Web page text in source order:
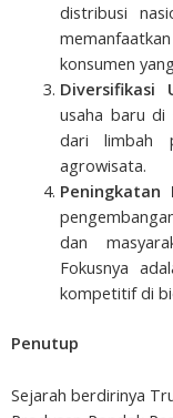
distribusi
konsumen
Diversifikasi
usaha baru
dari limbah
agrowisata.
Peningkatan
dan
Fokusnya
kompetitif di
Penutup
Sejarah berdirinya